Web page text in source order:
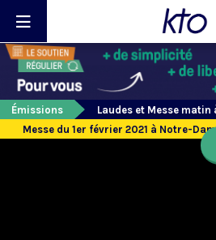
Émissions
Laudes et Messe
Messe du 1er février 2021 à Notre-